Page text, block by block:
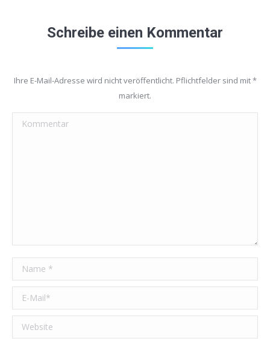
Schreibe einen Kommentar
Ihre E-Mail-Adresse wird nicht veröffentlicht. Pflichtfelder sind mit*
markiert.
Kommentar
Name *
E-Mail *
Website